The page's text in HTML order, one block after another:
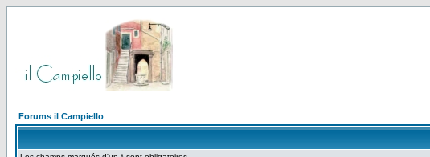
Forums il Campiello